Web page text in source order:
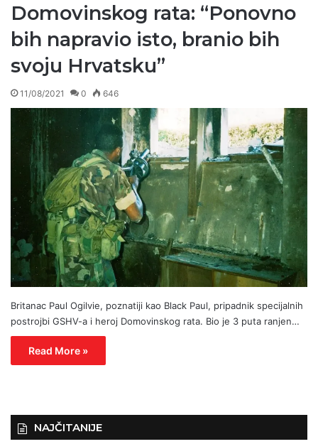
Domovinskog rata: “Ponovno
bih napravio isto, branio bih
svoju Hrvatsku”
11/08/2021 0 646
Britanac Paul Ogilvie, poznatiji kao Black Paul, pripadnik specijalnih
postrojbi GSHV-a i heroj Domovinskog rata. Bio je 3 puta ranjen…
Read More »
NAJČITANIJE